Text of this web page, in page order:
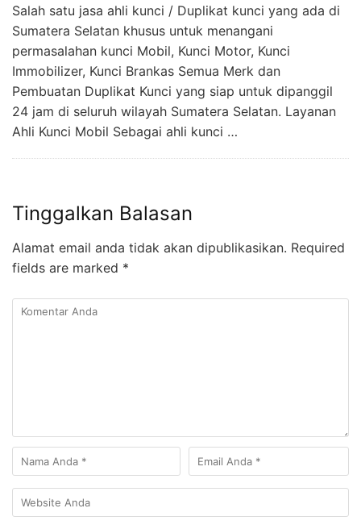
Salah satu jasa ahli kunci / Duplikat kunci yang ada di
Sumatera Selatan khusus untuk menangani
permasalahan kunci Mobil, Kunci Motor, Kunci
Immobilizer, Kunci Brankas Semua Merk dan
Pembuatan Duplikat Kunci yang siap untuk dipanggil
24 jam di seluruh wilayah Sumatera Selatan. Layanan
Ahli Kunci Mobil Sebagai ahli kunci …
Tinggalkan Balasan
Alamat email anda tidak akan dipublikasikan. Required
fields are marked *